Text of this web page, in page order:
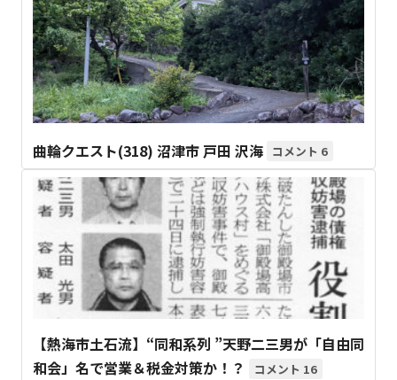
曲輪クエスト(318) 沼津市 戸田 沢海 6
【熱海市土石流】“同和系列 ”天野二三男が「自由同
和会」名で営業＆税金対策か！？
16